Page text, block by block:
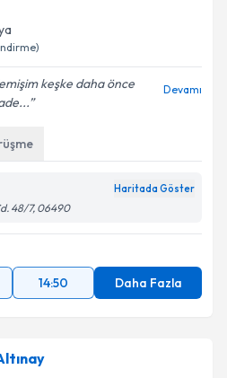
keşke daha önce
Devamı
Haritada Göster
48/7, 06490
14:50 Daha Fazla